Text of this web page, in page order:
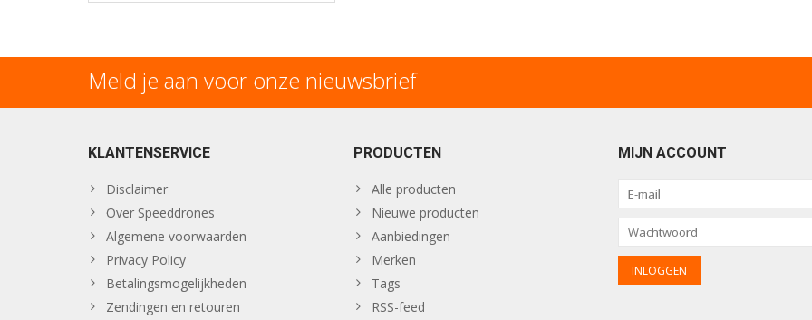
Meld je aan voor onze nieuwsbrief
KLANTENSERVICE
Disclaimer
Over Speeddrones
Algemene voorwaarden
Privacy Policy
Betalingsmogelijkheden
Zendingen en retouren
PRODUCTEN
Alle producten
Nieuwe producten
Aanbiedingen
Merken
Tags
RSS-feed
MIJN ACCOUNT